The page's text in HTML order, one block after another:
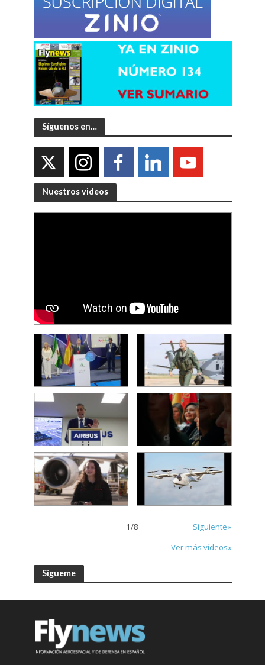
Síguenos en…
Nuestros videos
1/8
Siguiente»
Ver más vídeos»
Sígueme